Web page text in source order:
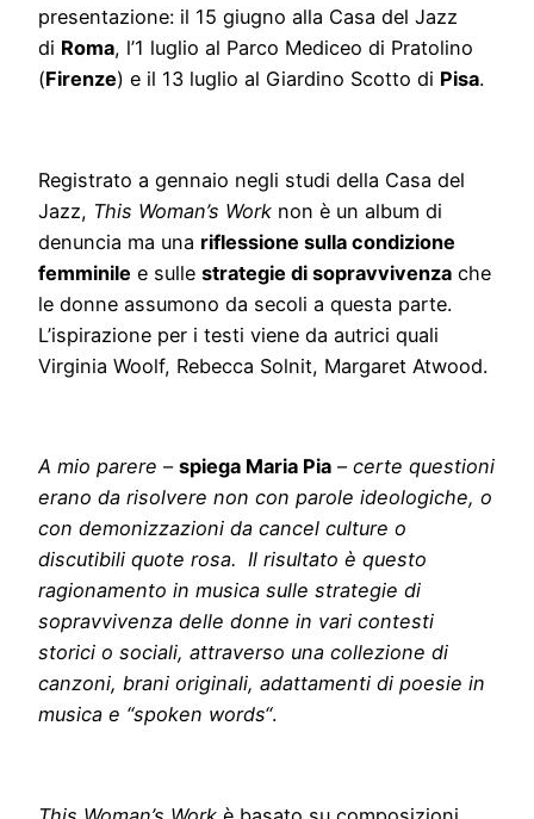
presentazione: il 15 giugno alla Casa del Jazz
di Roma, l’1 luglio al Parco Mediceo di Pratolino
(Firenze) e il 13 luglio al Giardino Scotto di Pisa.
Registrato a gennaio negli studi della Casa del
Jazz, This Woman’s Work non è un album di
denuncia ma una riflessione sulla condizione
femminile e sulle strategie di sopravvivenza che
le donne assumono da secoli a questa parte.
L’ispirazione per i testi viene da autrici quali
Virginia Woolf, Rebecca Solnit, Margaret Atwood.
A mio parere – spiega Maria Pia – certe questioni
erano da risolvere non con parole ideologiche, o
con demonizzazioni da cancel culture o
discutibili quote rosa. Il risultato è questo
ragionamento in musica sulle strategie di
sopravvivenza delle donne in vari contesti
storici o sociali, attraverso una collezione di
canzoni, brani originali, adattamenti di poesie in
musica e “spoken words“.